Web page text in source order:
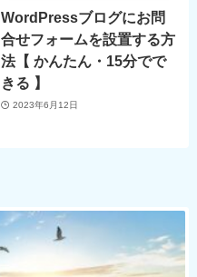
WordPressブログにお問
合せフォームを設置する方
法【 かんたん・15分でで
きる 】
2023年6月12日